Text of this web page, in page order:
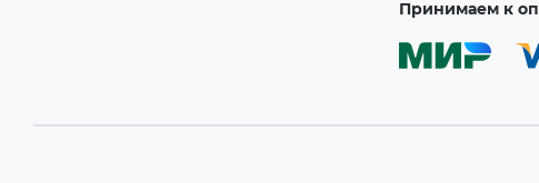
Принимаем к